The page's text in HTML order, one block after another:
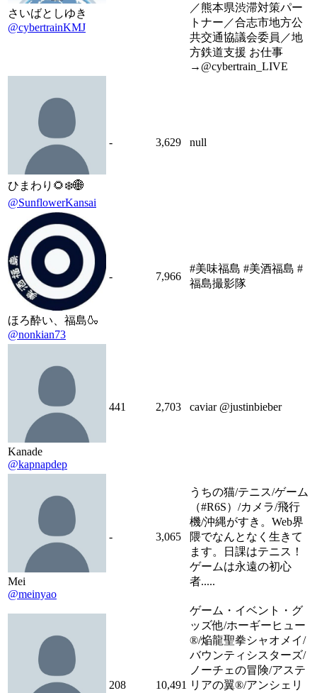
さいばとしゆき
@cybertrainKMJ
／熊本県渋滞対策パー
トナー／合志市地方公
共交通協議会委員／地
方鉄道支援 お仕事
→@cybertrain_LIVE
ひまわり🌻❄️🌐
@SunflowerKansai
- 3,629 null
ほろ酔い、福島🍶
@nonkian73
- 7,966
#美味福島 #美酒福島 #
福島撮影隊
Kanade
@kapnapdep
441 2,703 caviar @justinbieber
Mei
@meinyao
- 3,065
うちの猫/テニス/ゲーム
（#R6S）/カメラ/飛行
機/沖縄がすき。Web界
隈でなんとなく生きて
ます。日課はテニス！
ゲームは永遠の初心
者.....
208 10,491
ゲーム・イベント・グ
ッズ他/ホーギーヒュー
®︎/焔龍聖拳シャオメイ/
バウンティシスターズ/
ノーチェの冒険/アステ
リアの翼®︎/アンシェリ